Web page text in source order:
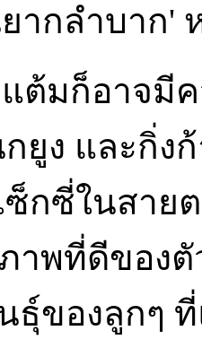
ากลำบาก'
ต้มก็อาจมี
ยูง และกิ่ง
กซี่ในสาย
าพที่ดีของ
ธุ์ของลูกๆ